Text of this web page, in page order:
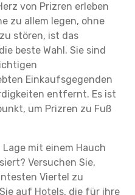
von Prizren erleben
zu allem legen, ohne
stören, ist das
beste Wahl. Sie sind
Einkaufsgegenden
entfernt. Es ist
um Prizren zu Fuß
mit einem Hauch
Versuchen Sie,
Viertel zu
auf Hotels, die für ihre